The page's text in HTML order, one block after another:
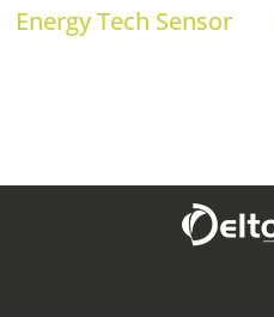
Energy Tech Sensor